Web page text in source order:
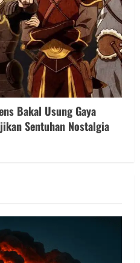
Bakal Usung Gaya
Sentuhan Nostalgia